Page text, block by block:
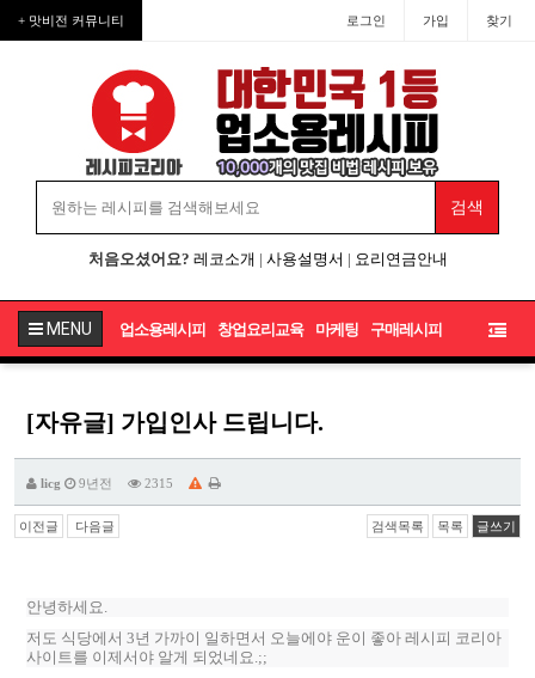
+ 맛비전 커뮤니티 로그인 가입 찾기
처음오셨어요? 레코소개 | 사용설명서 | 요리연금안내
MENU 업소용레시피 창업요리교육 마케팅 구매레시피
[자유글] 가입인사 드립니다.
licg 9년전 2315
이전글 다음글 검색목록 목록 글쓰기
안녕하세요.
저도 식당에서 3년 가까이 일하면서 오늘에야 운이 좋아 레시피 코리아
사이트를 이제서야 알게 되었네요.;;